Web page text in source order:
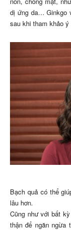
dị ứng da… Ginkgo
sau khi tham khảo
Bạch quả có thể
lâu hơn.
Cũng như với bất
thận để ngăn ngừa